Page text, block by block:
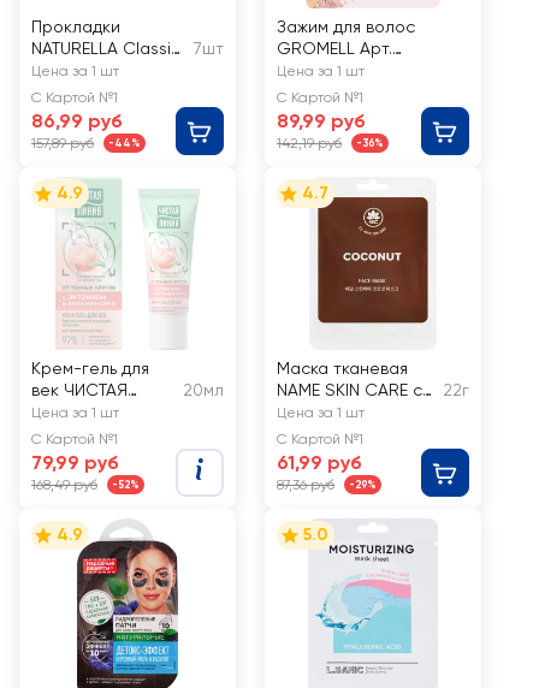
Прокладки
NATURELLA Classic
Maxi
ароматизированн
ые, с крылышками
7шт
Цена за 1 шт
С Картой №1
86,99 руб
157,89 руб -44%
Зажим для волос
GROMELL Арт.
LZAZH008
Цена за 1 шт
С Картой №1
89,99 руб
142,19 руб -36%
4.9
Крем-гель для
век ЧИСТАЯ
ЛИНИЯ для
чувствительной
кожи
20мл
Цена за 1 шт
С Картой №1
79,99 руб
168,49 руб -52%
4.7
Маска тканевая
NAME SKIN CARE с
кокосом
22г
Цена за 1 шт
С Картой №1
61,99 руб
87,36 руб -29%
4.9 5.0